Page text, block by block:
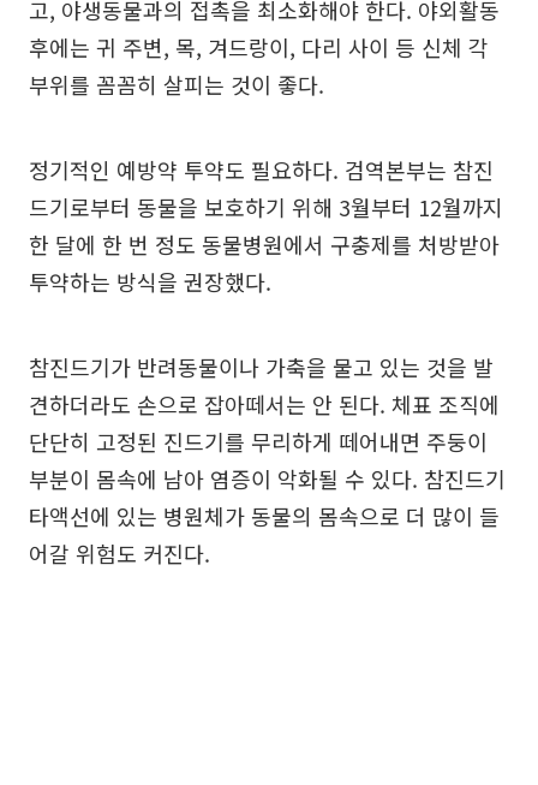
고, 야생동물과의 접촉을 최소화해야 한다. 야외활동
후에는 귀 주변, 목, 겨드랑이, 다리 사이 등 신체 각
부위를 꼼꼼히 살피는 것이 좋다.
정기적인 예방약 투약도 필요하다. 검역본부는 참진
드기로부터 동물을 보호하기 위해 3월부터 12월까지
한 달에 한 번 정도 동물병원에서 구충제를 처방받아
투약하는 방식을 권장했다.
참진드기가 반려동물이나 가축을 물고 있는 것을 발
견하더라도 손으로 잡아떼서는 안 된다. 체표 조직에
단단히 고정된 진드기를 무리하게 떼어내면 주둥이
부분이 몸속에 남아 염증이 악화될 수 있다. 참진드기
타액선에 있는 병원체가 동물의 몸속으로 더 많이 들
어갈 위험도 커진다.